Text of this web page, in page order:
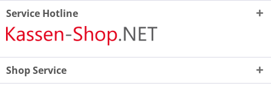
Service Hotline
Shop Service